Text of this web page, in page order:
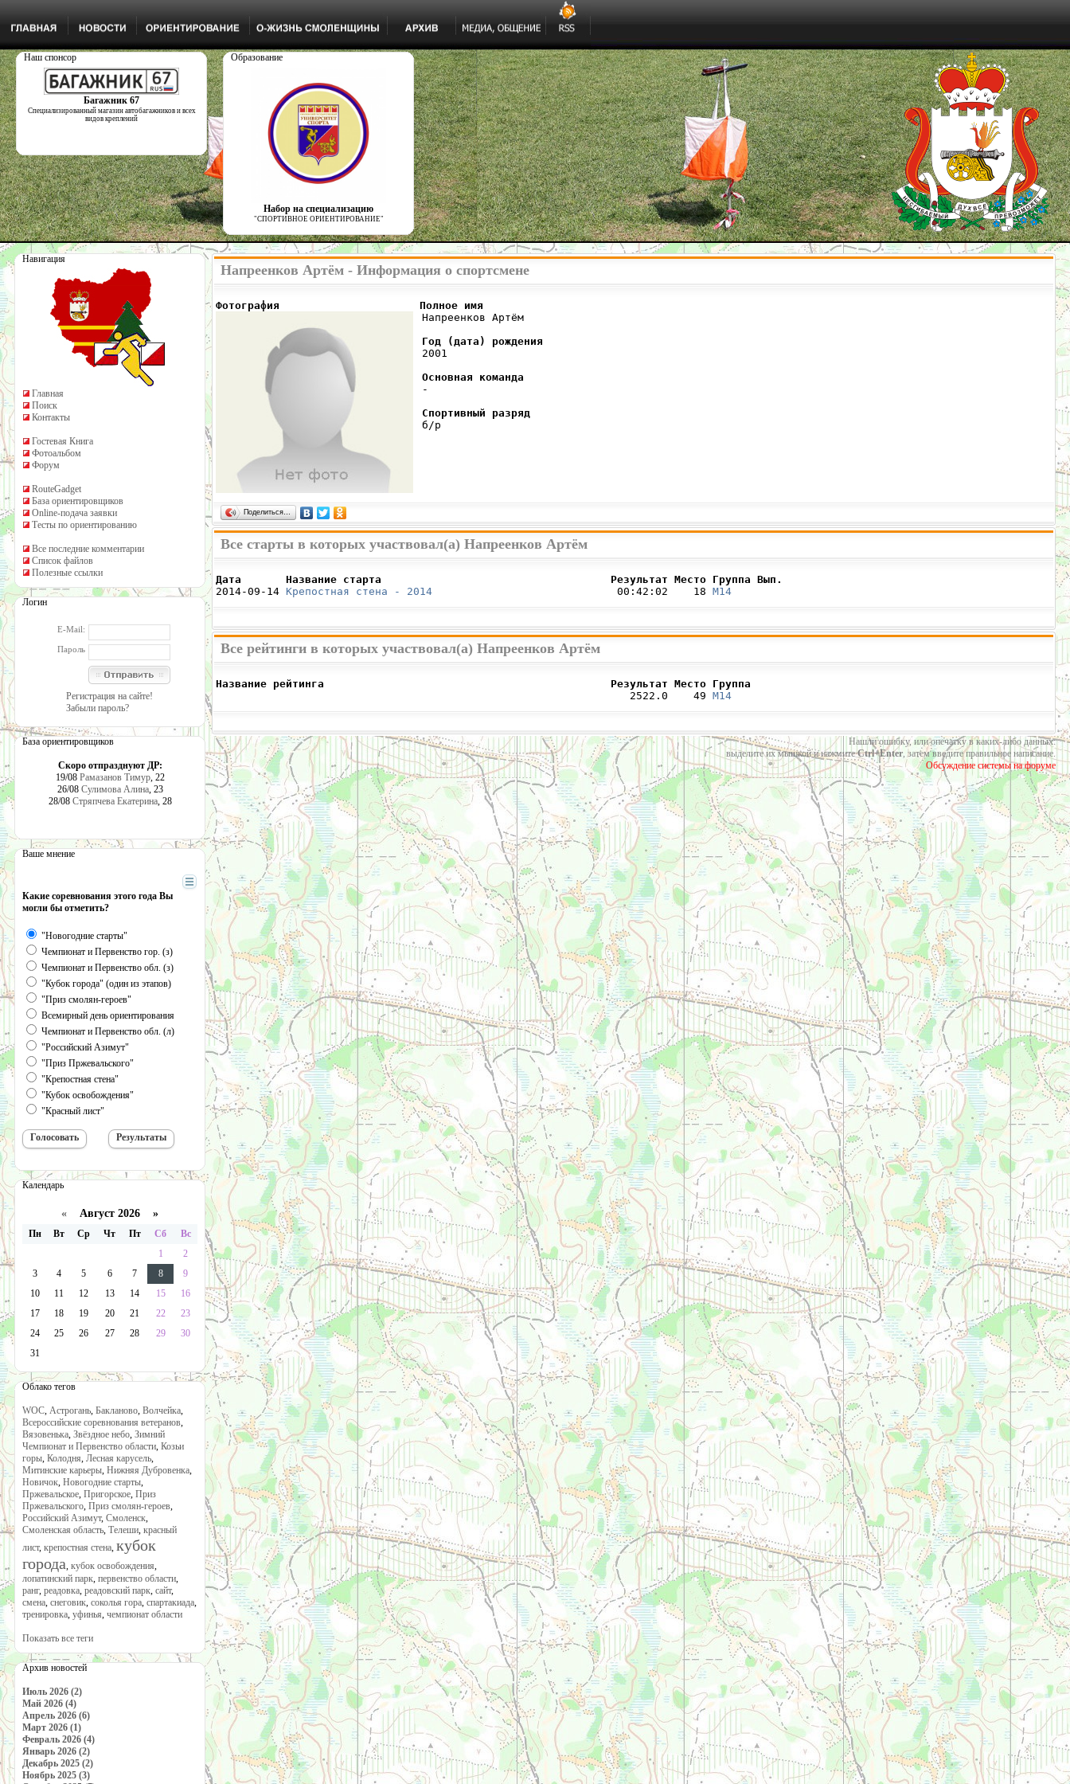
Наш спонсор
Багажник 67
Специализированный магазин автобагажников и всех
видов креплений
Образование
Набор на специализацию
"СПОРТИВНОЕ ОРИЕНТИРОВАНИЕ"
Навигация
Главная
Поиск
Контакты
Гостевая Книга
Фотоальбом
Форум
RouteGadget
База ориентировщиков
Online-подача заявки
Тесты по ориентированию
Все последние комментарии
Список файлов
Полезные ссылки
Логин
E-Mail:
Пароль
Регистрация на сайте!
Забыли пароль?
База ориентировщиков
Скоро отпразднуют ДР:
19/08 Рамазанов Тимур, 22
26/08 Сулимова Алина, 23
28/08 Стряпчева Екатерина, 28
Ваше мнение
Какие соревнования этого года Вы
могли бы отметить?
"Новогодние старты"
Чемпионат и Первенство гор. (з)
Чемпионат и Первенство обл. (з)
"Кубок города" (один из этапов)
"Приз смолян-героев"
Всемирный день ориентирования
Чемпионат и Первенство обл. (л)
"Российский Азимут"
"Приз Пржевальского"
"Крепостная стена"
"Кубок освобождения"
"Красный лист"
Календарь
« Август 2026 »
Пн Вт Ср Чт Пт Сб
Вс
1
2
3
4 5 6 7 8
9
10
11 12 13 14 15
16
17
18 19 20 21 22
23
24
25 26 27 28 29
30
31
Облако тегов
WOC, Астрогань, Бакланово, Волчейка,
Всероссийские соревнования ветеранов,
Вязовенька, Звёздное небо, Зимний
Чемпионат и Первенство области, Козьи
горы, Колодня, Лесная карусель,
Митинские карьеры, Нижняя Дубровенка,
Новичок, Новогодние старты,
Пржевальское, Пригорское, Приз
Пржевальского, Приз смолян-героев,
Российский Азимут, Смоленск,
Смоленская область, Телеши, красный
лист, крепостная стена, кубок
города, кубок освобождения,
лопатинский парк, первенство области,
ранг, реадовка, реадовский парк, сайт,
смена, снеговик, соколья гора, спартакиада,
тренировка, уфинья, чемпионат области
Показать все теги
Архив новостей
Июль 2026 (2)
Май 2026 (4)
Апрель 2026 (6)
Март 2026 (1)
Февраль 2026 (4)
Январь 2026 (2)
Декабрь 2025 (2)
Ноябрь 2025 (3)
Напреенков Артём - Информация о спортсмене
Фотография                      Полное имя
Напреенков Артём
Год (дата) рождения
2001
Основная команда
-
Спортивный разряд
б/р
Поделиться…
Все старты в которых участвовал(а) Напреенков Артём
Дата       Название старта                                    Результат Место Группа Вып.
2014-09-14 Крепостная стена - 2014
                             00:42:02    18
М14
Все рейтинги в которых участвовал(а) Напреенков Артём
Название рейтинга                                             Результат Место Группа
                                                                 2522.0    49
М14
Нашли ошибку, или опечатку в каких-либо данных:
выделите их мышкой и нажмитеCtrl+Enter, затем введите правильное написание.
Обсуждение системы на форуме